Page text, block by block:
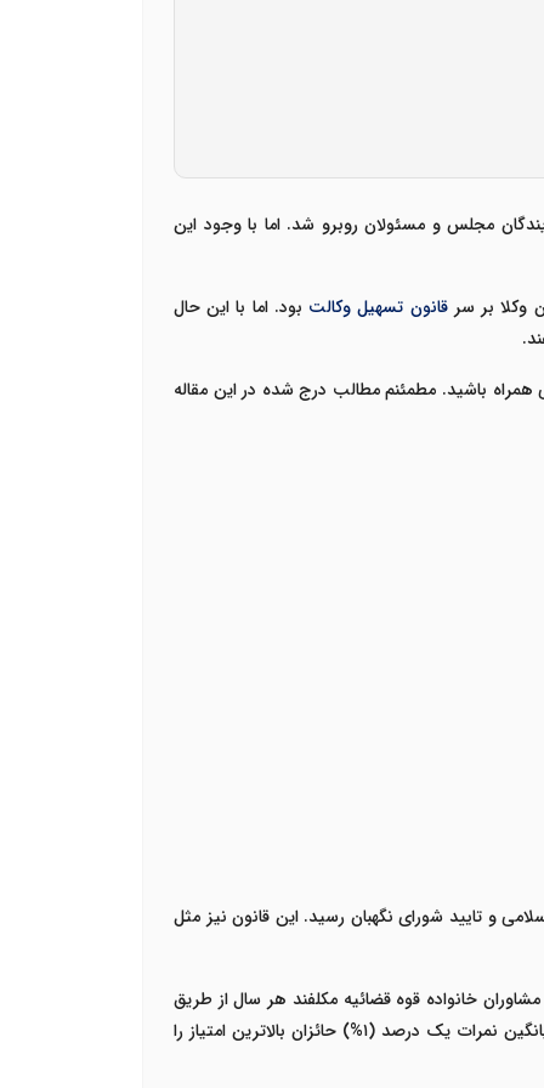
هایی از نمایندگان مجلس و مسئولان روبرو شد. اما با وجود این
قانون تسهیل وکالت بود. اما با این حال
همراه باشید. مطمئنم مطالب درج شده در این مقاله
تصویب مجلس شورای اسلامی و تایید شورای نگهبان رسید. این قانون نیز مثل
خانواده قوهقضائیه مکلفند هر سال از طریق
سازمان سنجش آموزش کشور نسبت به برگزاری آزمون پروانه وکالت اقدام نمایند. داوطلبانی که حداقل هفتاد درصد (۷۰%) امتیاز میانگین نمرات یک درصد (۱%) حائزان بالاترین امتیاز را